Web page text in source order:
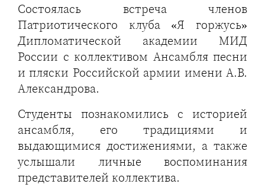
Состоялась встреча членов
Патриотического клуба «Я горжусь»
Дипломатической академии МИД
России с коллективом Ансамбля песни
и пляски Российской армии имени А.В.
Александрова.
Студенты познакомились с историей
ансамбля, его традициями и
выдающимися достижениями, а также
услышали личные воспоминания
представителей коллектива.